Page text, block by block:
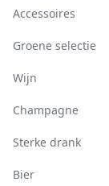
Accessoires
Groene selectie
Wijn
Champagne
Sterke drank
Bier